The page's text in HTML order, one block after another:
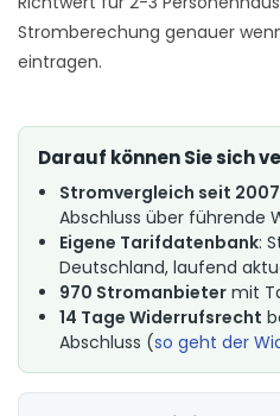
Stromberechung genauer
eintragen.
Darauf können Sie sich
Stromvergleich seit 2007
Abschluss über führende
Eigene Tarifdatenbank:
Deutschland, laufend
970 Stromanbieter mit
14 Tage Widerrufsrecht
Abschluss (so geht der